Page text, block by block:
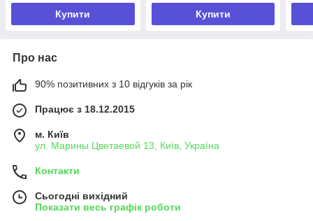
Купити Купити
Про нас
90% позитивних з 10 відгуків за рік
Працює з 18.12.2015
м. Київ
ул. Марины Цветаевой 13, Київ, Україна
Контакти
Сьогодні вихідний
Показати весь графік роботи